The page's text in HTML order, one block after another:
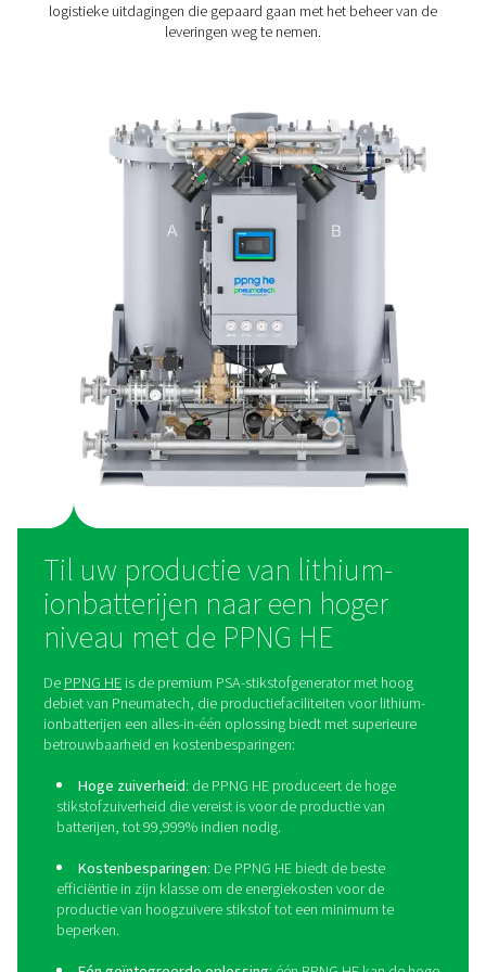
essentiële rol bij het verlagen van de milieu-impact
Opwekking van stikstof
locatie voor de productie
lithium-ionbatterijen –
voorkeursoplossing
Veel productiefaciliteiten voor li-ionbatterijen kopen
hun stikstof, hoewel het opwekken van gas ter
voordelen biedt. Stikstofopwekking op locatie is
kostenefficiëntere oplossing, waardoor faciliteiten
besparen. Het maakt ook leveringen van stikstof in
vloeibare stikstof overbodig, waardoor de algehele
voetafdruk wordt verkleind.
stikstoftoevoer, wat de betrouwbaarheid en
garandeert. Tot slot vereenvoudigt het de activiteiten
logistieke uitdagingen die gepaard gaan met het
leveringen weg te nemen.